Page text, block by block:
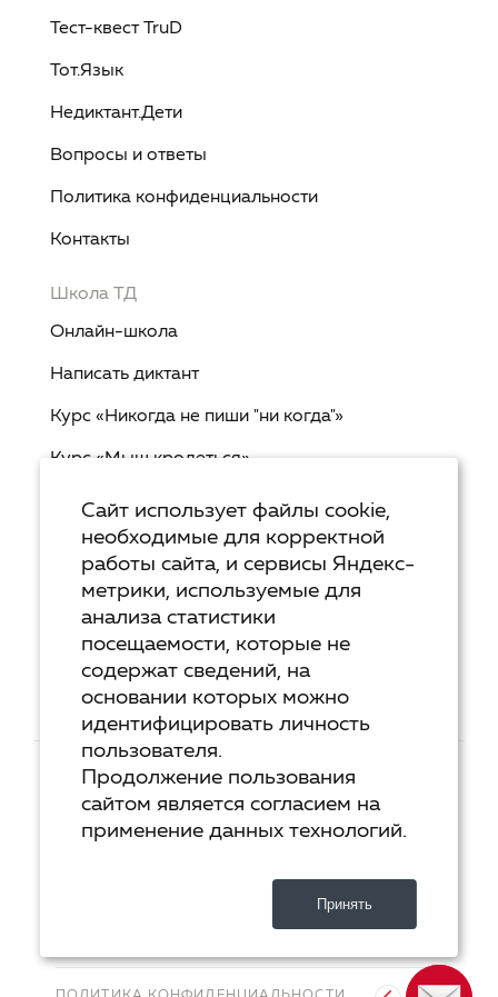
Тест-квест TruD
Тот.Язык
Недиктант.Дети
Вопросы и ответы
Политика конфиденциальности
Контакты
Школа ТД
Онлайн-школа
Написать диктант
Курс «Никогда не пиши "ни когда"»
Курс «Мыш кродеться»
Курс «Русская пунктуация: болевые точки... и
двоеточия»
Курс «Я пишу - мне отвечают»
Организовать акцию в своем городе
ТЕХ.ПОДДЕРЖКА
ХОСТИНГ YANDEX CLOUD
Сайт использует файлы cookie,
необходимые для корректной
работы сайта, и сервисы Яндекс-
метрики, используемые для
анализа статистики
посещаемости, которые не
содержат сведений, на
основании которых можно
идентифицировать личность
пользователя.
Продолжение пользования
сайтом является согласием на
применение данных технологий.
Принять